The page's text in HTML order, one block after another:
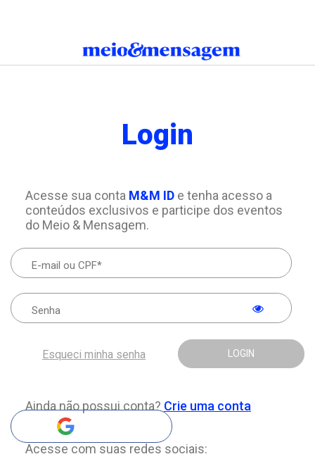
Login
Acesse sua conta M&M IDe tenha acesso a
conteúdos exclusivos e participe dos eventos
do Meio & Mensagem.
LOGIN
Esqueci minha senha
Ainda não possui conta? Crie uma conta
Acesse com suas redes sociais: